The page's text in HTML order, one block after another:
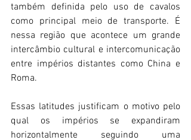
também definida pelo uso de cavalos
como principal meio de transporte. É
nessa região que acontece um grande
intercâmbio cultural e intercomunicação
entre impérios distantes como China e
Roma.
Essas latitudes justificam o motivo pelo
qual os impérios se expandiram
horizontalmente seguindo uma